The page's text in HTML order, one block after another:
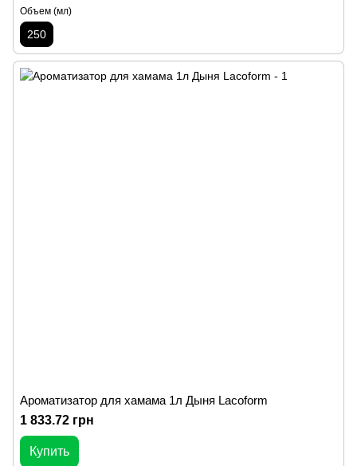
Объем (мл)
250
Ароматизатор для хамама 1л Дыня Lacoform
1 833.72 грн
Купить